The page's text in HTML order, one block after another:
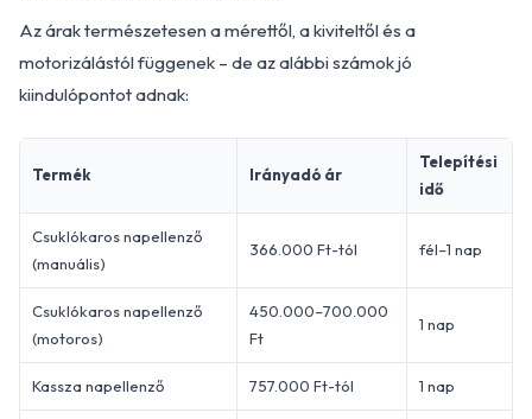
Az árak természetesen a mérettől, a kiviteltől és a
motorizálástól függenek – de az alábbi számok jó
kiindulópontot adnak:
Termék Irányadó ár
Telepítési
idő
Csuklókaros napellenző
(manuális)
366.000 Ft-tól fél–1 nap
Csuklókaros napellenző
(motoros)
450.000–700.000
Ft
1 nap
Kassza napellenző 757.000 Ft-tól 1 nap